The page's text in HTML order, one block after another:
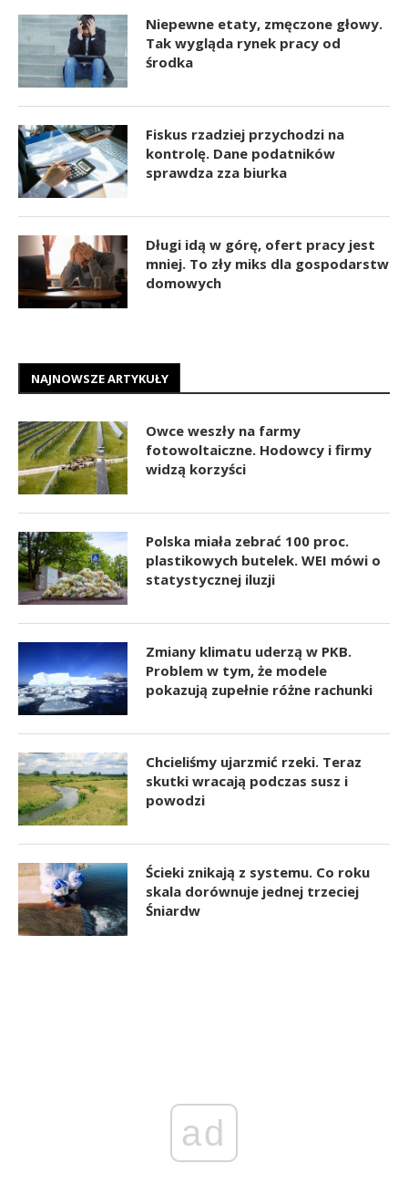
Niepewne etaty, zmęczone głowy.
Tak wygląda rynek pracy od
środka
Fiskus rzadziej przychodzi na
kontrolę. Dane podatników
sprawdza zza biurka
Długi idą w górę, ofert pracy jest
mniej. To zły miks dla gospodarstw
domowych
NAJNOWSZE ARTYKUŁY
Owce weszły na farmy
fotowoltaiczne. Hodowcy i firmy
widzą korzyści
Polska miała zebrać 100 proc.
plastikowych butelek. WEI mówi o
statystycznej iluzji
Zmiany klimatu uderzą w PKB.
Problem w tym, że modele
pokazują zupełnie różne rachunki
Chcieliśmy ujarzmić rzeki. Teraz
skutki wracają podczas susz i
powodzi
Ścieki znikają z systemu. Co roku
skala dorównuje jednej trzeciej
Śniardw
ad